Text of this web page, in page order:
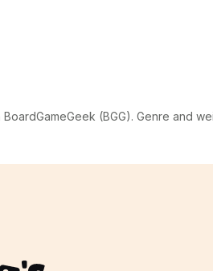
(BGG). Genre and